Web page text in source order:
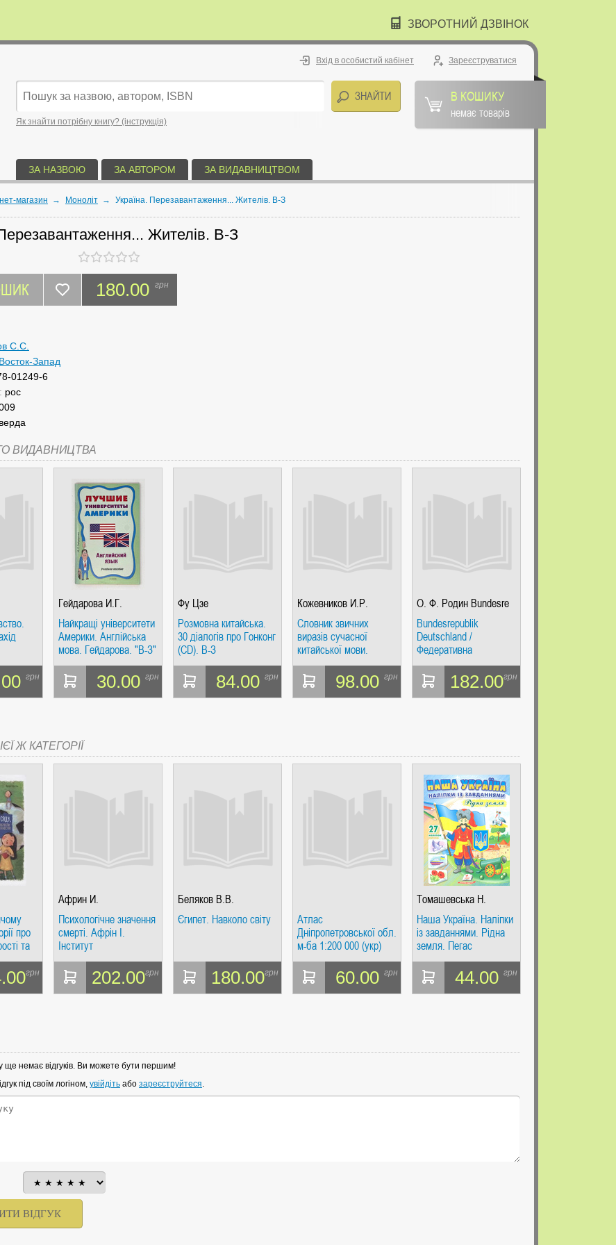
ЗВОРОТНИЙ ДЗВІНОК
Вхід в особистий кабінет Зареєструватися
Як знайти потрібну книгу? (інструкція)
В КОШИКУ
немає товарів
ЗА НАЗВОЮ ЗА АВТОРОМ ЗА ВИДАВНИЦТВОМ
ГІПЕРІОН
СЦЕНАРІЯХ). АНТОНІНА ШЕВЧУК. МАНДРІВЕЦЬ
магазин → Моноліт → Україна. Перезавантаження... Жителів. В-З
Жителів. В-З
180.00 грн
С.С.
Восток-Запад
01249-6
рос
ВИДАВНИЦТВА
грн
Гейдарова И.Г.
Найкращі університети
Америки. Англійська
мова. Гейдарова. "В-З"
30.00 грн
Фу Цзе
Розмовна китайська.
30 діалогів про Гонконг
(CD). В-З
84.00 грн
Кожевников И.Р.
Словник звичних
виразів сучасної
китайської мови.
Кожевніков. Схід Захід
98.00 грн
О. Ф. Родин Bundesre
Bundesrepublik
Deutschland /
Федеративна
Республіка Німеччина.
Навчальний посібник.
В-З
182.00грн
Ж КАТЕГОРІЇ
про
та
грн
Африн И.
Психологічне значення
смерті. Афрін І.
Інститут
загальногуманітарних
досліджень202.00грн
Беляков В.В.
Єгипет. Навколо світу
180.00грн
Атлас
Дніпропетровської обл.
м-ба 1:200 000 (укр)
КВКФ
60.00 грн
Томашевська Н.
Наша Україна. Наліпки
із завданнями. Рідна
земля. Пегас
44.00 грн
ще немає відгуків. Ви можете бути першим!
під своїм логіном, увійдіть або зареєструйтеся.